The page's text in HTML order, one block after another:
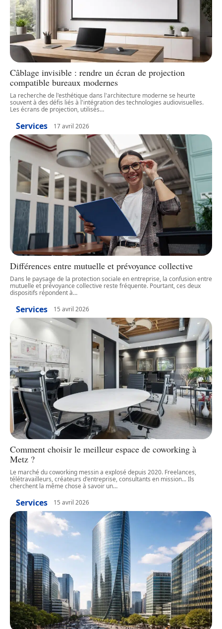
Câblage invisible : rendre un écran de projection
compatible bureaux modernes
La recherche de l'esthétique dans l'architecture moderne se heurte
souvent à des défis liés à l'intégration des technologies audiovisuelles.
Les écrans de projection, utilisés…
Services 17 avril 2026
Différences entre mutuelle et prévoyance collective
Dans le paysage de la protection sociale en entreprise, la confusion entre
mutuelle et prévoyance collective reste fréquente. Pourtant, ces deux
dispositifs répondent à…
Services 15 avril 2026
Comment choisir le meilleur espace de coworking à
Metz ?
Le marché du coworking messin a explosé depuis 2020. Freelances,
télétravailleurs, créateurs d'entreprise, consultants en mission... Ils
cherchent la même chose à savoir un…
Services 15 avril 2026